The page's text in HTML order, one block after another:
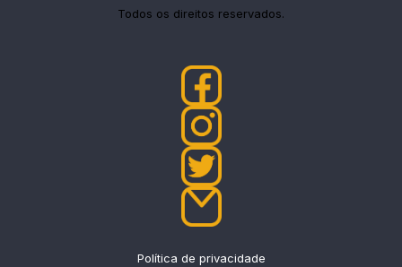
Todos os direitos reservados.
Política de privacidade